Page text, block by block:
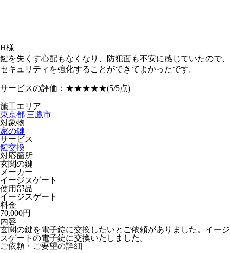
H様
鍵を失くす心配もなくなり、防犯面も不安に感じていたので、
セキュリティを強化することができてよかったです。
サービスの評価： ★★★★★(5/5点)
施工エリア
東京都 三鷹市
対象物
家の鍵
サービス
鍵交換
対応箇所
玄関の鍵
メーカー
イージスゲート
使用部品
イージスゲート
料金
70,000円
内容
玄関の鍵を電子錠に交換したいとご依頼がありました。イージ
スゲートの電子錠に交換いたしました。
ご依頼・ご要望の詳細